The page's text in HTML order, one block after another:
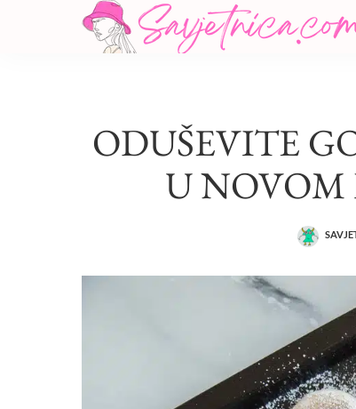
ODUŠEVITE
U NOVOM